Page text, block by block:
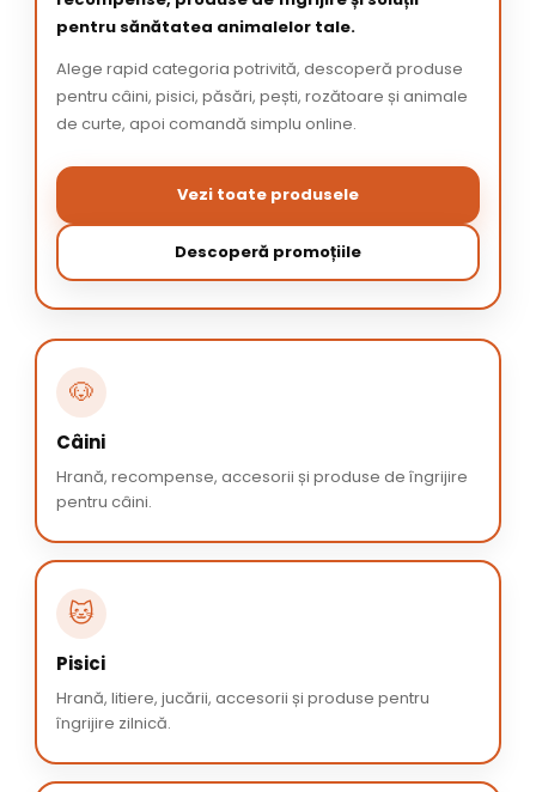
pentru sănătatea animalelor tale.
Alege rapid categoria potrivită, descoperă produse
pentru câini, pisici, păsări, pești, rozătoare și animale
de curte, apoi comandă simplu online.
Vezi toate produsele
Descoperă promoțiile
🐶
Câini
Hrană, recompense, accesorii și produse de îngrijire
pentru câini.
🐱
Pisici
Hrană, litiere, jucării, accesorii și produse pentru
îngrijire zilnică.